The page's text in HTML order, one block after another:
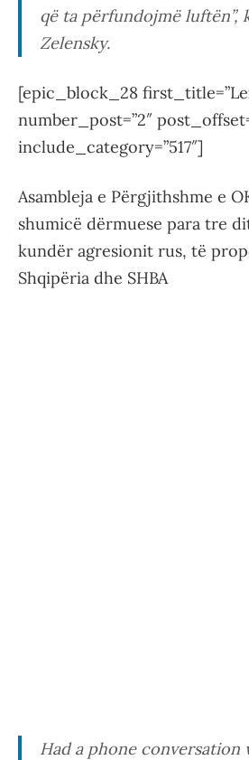
që ta përfundojmë luftën”,
Zelensky.
[epic_block_28
number_post=”2″
include_category=”517″]
Asambleja e Përgjithshme e
shumicë dërmuese para tre
kundër agresionit rus, të
Shqipëria dhe SHBA
Had a phone conversation